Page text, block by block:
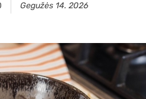
Gegužės 14. 2026